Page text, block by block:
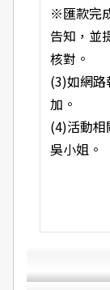
※匯款完
告知，並
核對。
(3)如網
加。
(4)活動
吳小姐。